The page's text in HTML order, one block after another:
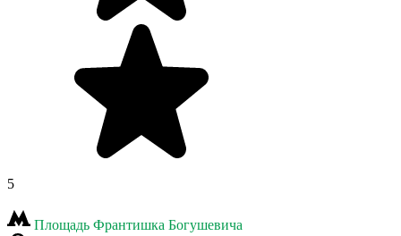
5
Площадь Франтишка Богушевича